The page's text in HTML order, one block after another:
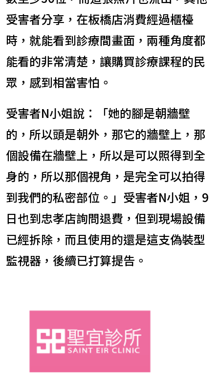
受害者分享，在板橋店消費經過櫃檯
時，就能看到診療間畫面，兩種角度都
能看的非常清楚，讓購買診療課程的民
眾，感到相當害怕。
受害者N小姐說：「她的腳是朝牆壁
的，所以頭是朝外，那它的牆壁上，那
個設備在牆壁上，所以是可以照得到全
身的，所以那個視角，是完全可以拍得
到我們的私密部位。」受害者N小姐，9
日也到忠孝店詢問退費，但到現場設備
已經拆除，而且使用的還是這支偽裝型
監視器，後續已打算提告。